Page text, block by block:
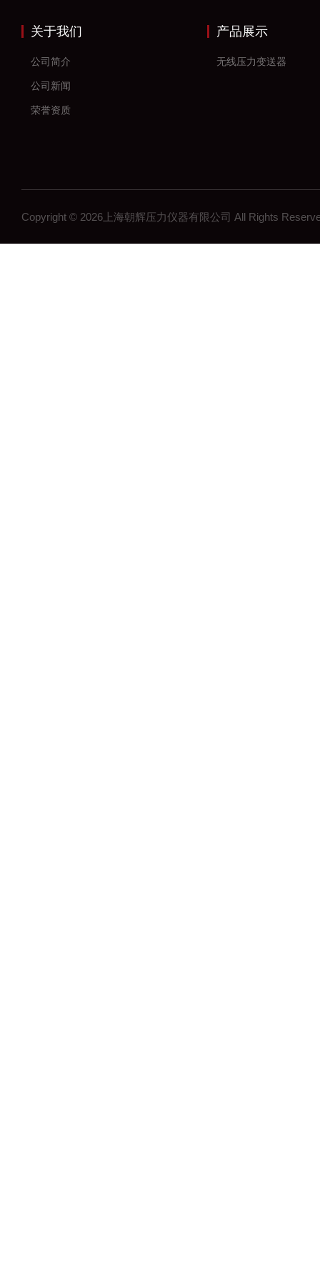
关于我们
公司简介
公司新闻
荣誉资质
产品展示
无线压力变送器
Copyright © 2026上海朝辉压力仪器有限公司 All Rights